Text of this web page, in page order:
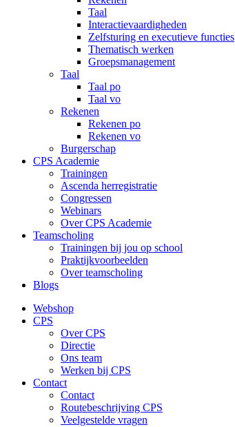
Taal
Interactievaardigheden
Zelfsturing en executieve functies
Thematisch werken
Groepsmanagement
Taal
Taal po
Taal vo
Rekenen
Rekenen po
Rekenen vo
Burgerschap
CPS Academie
Trainingen
Ascenda herregistratie
Congressen
Webinars
Over CPS Academie
Teamscholing
Trainingen bij jou op school
Praktijkvoorbeelden
Over teamscholing
Blogs
Webshop
CPS
Over CPS
Directie
Ons team
Werken bij CPS
Contact
Contact
Routebeschrijving CPS
Veelgestelde vragen